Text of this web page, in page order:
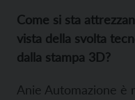
Come si sta
vista della svolta
dalla stampa 3D?
Anie Automazione è